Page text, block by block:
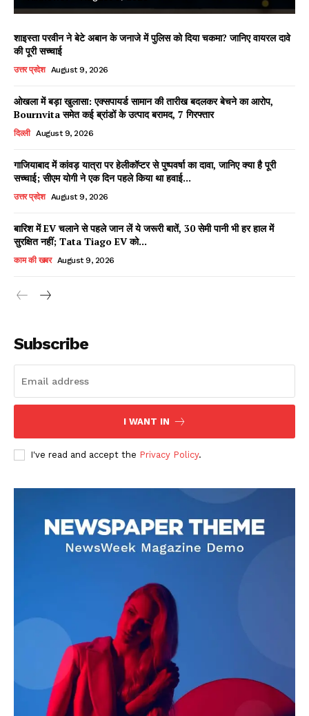
Facebook
X WhatsApp
Share
Read Latest News on AIN
DOWNLOAD NOW
AIN NEWS 1
Contact Us
About Us
Privacy Policy
Terms of Use Agreement
शाइस्ता परवीन ने बेटे अबान के जनाजे में पुलिस को दिया चकमा? जानिए वायरल दावे
की पूरी सच्चाई
उत्तर प्रदेश August 9, 2026
ओखला में बड़ा खुलासा: एक्सपायर्ड सामान की तारीख बदलकर बेचने का आरोप,
Bournvita समेत कई ब्रांडों के उत्पाद बरामद, 7 गिरफ्तार
दिल्ली August 9, 2026
गाजियाबाद में कांवड़ यात्रा पर हेलीकॉप्टर से पुष्पवर्षा का दावा, जानिए क्या है पूरी
सच्चाई; सीएम योगी ने एक दिन पहले किया था हवाई...
उत्तर प्रदेश August 9, 2026
बारिश में EV चलाने से पहले जान लें ये जरूरी बातें, 30 सेमी पानी भी हर हाल में
सुरक्षित नहीं; Tata Tiago EV को...
काम की खबर August 9, 2026
Subscribe
I WANT IN
I've read and accept the Privacy Policy.